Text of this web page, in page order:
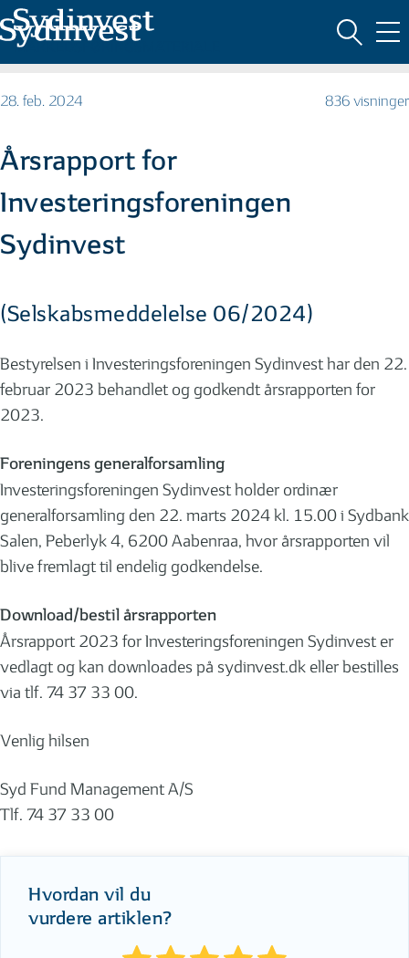
MARKEDSFØRINGSMATERIALE
28. feb. 2024 836 visninger
Årsrapport for
Investeringsforeningen
Sydinvest
(Selskabsmeddelelse 06/2024)
Bestyrelsen i Investeringsforeningen Sydinvest har den 22.
februar 2023 behandlet og godkendt årsrapporten for
2023.
Foreningens generalforsamling
Investeringsforeningen Sydinvest holder ordinær
generalforsamling den 22. marts 2024 kl. 15.00 i Sydbank
Salen, Peberlyk 4, 6200 Aabenraa, hvor årsrapporten vil
blive fremlagt til endelig godkendelse.
Download/bestil årsrapporten
Årsrapport 2023 for Investeringsforeningen Sydinvest er
vedlagt og kan downloades på sydinvest.dk eller bestilles
via tlf. 74 37 33 00.
Venlig hilsen
Syd Fund Management A/S
Tlf. 74 37 33 00
Hvordan vil du
vurdere artiklen?